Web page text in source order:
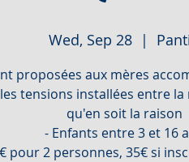
Wed, Sep 28
  |
proposées aux mères
tensions installées entre
qu'en soit la raison
- Enfants entre 3 et 16
pour 2 personnes, 35€ si